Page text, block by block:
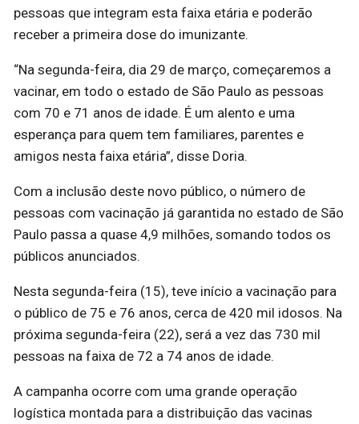
pessoas que integram esta faixa etária e poderão
receber a primeira dose do imunizante.
“Na segunda-feira, dia 29 de março, começaremos a
vacinar, em todo o estado de São Paulo as pessoas
com 70 e 71 anos de idade. É um alento e uma
esperança para quem tem familiares, parentes e
amigos nesta faixa etária”, disse Doria.
Com a inclusão deste novo público, o número de
pessoas com vacinação já garantida no estado de São
Paulo passa a quase 4,9 milhões, somando todos os
públicos anunciados.
Nesta segunda-feira (15), teve início a vacinação para
o público de 75 e 76 anos, cerca de 420 mil idosos. Na
próxima segunda-feira (22), será a vez das 730 mil
pessoas na faixa de 72 a 74 anos de idade.
A campanha ocorre com uma grande operação
logística montada para a distribuição das vacinas